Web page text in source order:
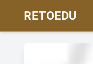
RETOEDU